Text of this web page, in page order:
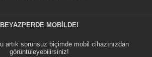
BEYAZPERDE MOBILDE!
artık sorunsuz biçimde mobil cihazınızdan
görüntüleyebilirsiniz!